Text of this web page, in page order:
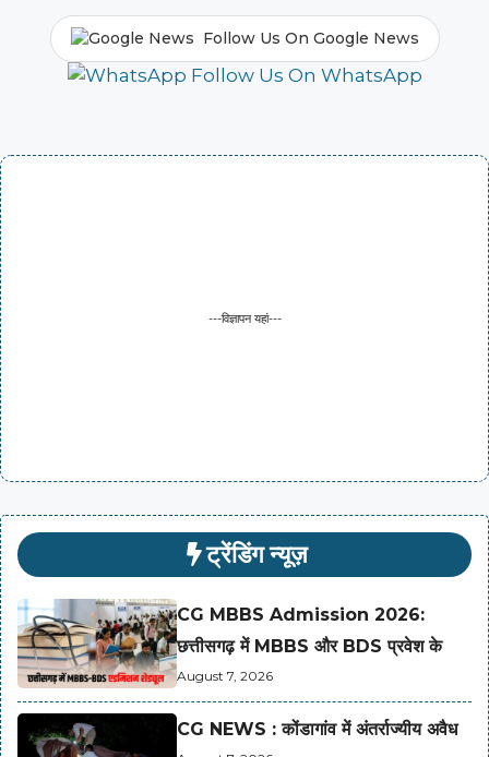
Follow Us On Google News
Follow Us On WhatsApp
---विज्ञापन यहां---
ट्रेंडिंग न्यूज़
CG MBBS Admission 2026:
छत्तीसगढ़ में MBBS और BDS प्रवेश के
August 7, 2026
CG NEWS : कोंडागांव में अंतर्राज्यीय अवैध